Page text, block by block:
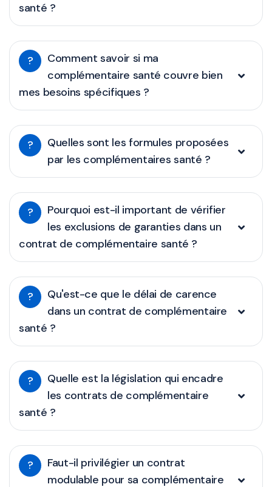
santé ?
?
Comment savoir si ma
complémentaire santé couvre bien
mes besoins spécifiques ?
?
Quelles sont les formules proposées
par les complémentaires santé ?
?
Pourquoi est-il important de vérifier
les exclusions de garanties dans un
contrat de complémentaire santé ?
?
Qu'est-ce que le délai de carence
dans un contrat de complémentaire
santé ?
?
Quelle est la législation qui encadre
les contrats de complémentaire
santé ?
?
Faut-il privilégier un contrat
modulable pour sa complémentaire